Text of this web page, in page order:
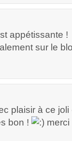
appétissante !
sur le
plaisir à ce
bon !